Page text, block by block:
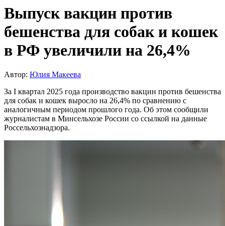
Выпуск вакцин против
бешенства для собак и кошек
в РФ увеличили на 26,4%
Автор: Юлия Макеева
За I квартал 2025 года производство вакцин против бешенства
для собак и кошек выросло на 26,4% по сравнению с
аналогичным периодом прошлого года. Об этом сообщили
журналистам в Минсельхозе России со ссылкой на данные
Россельхознадзора.